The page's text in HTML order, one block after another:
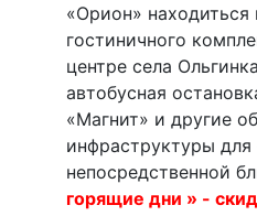
«Орион» находиться
гостиничного
центре села
автобусная
«Магнит» и другие
инфраструктуры для
непосредственной
горящие дни » -